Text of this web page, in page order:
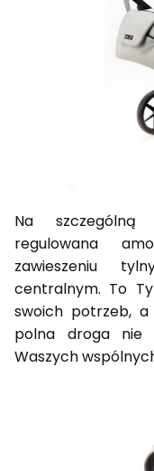
Na szczególną
regulowana
zawieszeniu
centralnym. To
swoich potrzeb, a
polna droga nie
Waszych